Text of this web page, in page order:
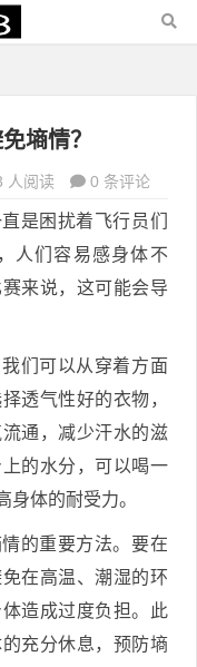
墒情？
人阅读 0 条评论
是困扰着飞行员们
人们容易感身体不
来说，这可能会导
们可以从穿着方面
透气性好的衣物，
通，减少汗水的滋
的水分，可以喝一
体的耐受力。
的重要方法。要在
在高温、潮湿的环
造成过度负担。此
充分休息，预防墒